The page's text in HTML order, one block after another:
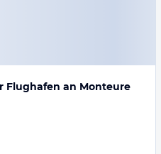
Flughafen an Monteure